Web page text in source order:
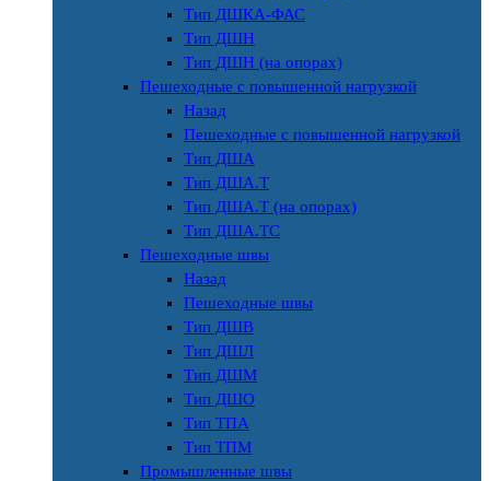
Тип ДШКА-ФАС
Тип ДШН
Тип ДШН (на опорах)
Пешеходные с повышенной нагрузкой
Назад
Пешеходные с повышенной нагрузкой
Тип ДША
Тип ДША.Т
Тип ДША.Т (на опорах)
Тип ДША.ТС
Пешеходные швы
Назад
Пешеходные швы
Тип ДШВ
Тип ДШЛ
Тип ДШМ
Тип ДШО
Тип ТПА
Тип ТПМ
Промышленные швы